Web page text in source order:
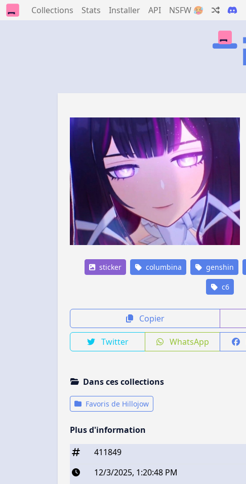
Collections Stats Installer API NSFW 🥵
sticker columbina genshin
c6
Copier
Twitter WhatsApp
Dans ces collections
Favoris de Hillojow
Plus d'information
411849
12/3/2025, 1:20:48 PM